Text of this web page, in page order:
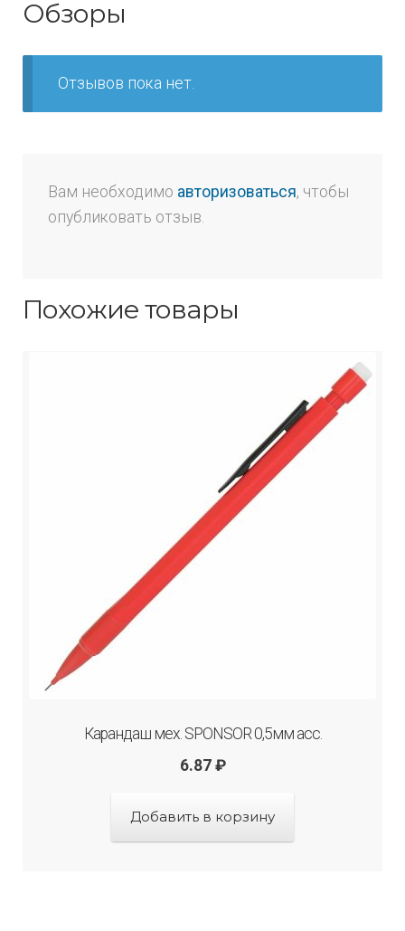
Обзоры
Отзывов пока нет.
Вам необходимо авторизоваться, чтобы
опубликовать отзыв.
Похожие товары
Карандаш мех. SPONSOR 0,5мм асс.
6.87 ₽
Добавить в корзину